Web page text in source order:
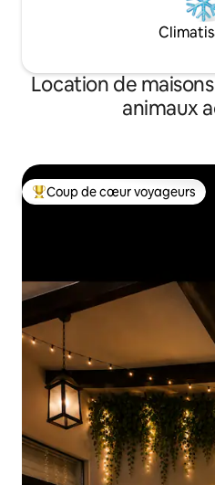
Location de
animaux
Coups de cœur voyageurs les
Coup de cœur voyageurs